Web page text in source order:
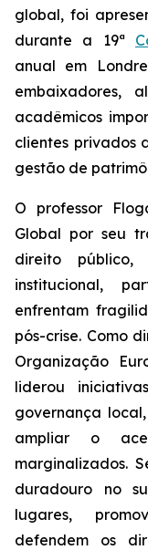
global, foi
durante a 19ª
anual em
embaixadores,
acadêmicos
clientes privados
gestão de
O professor
Global por seu
direito
institucional,
enfrentam
pós-crise. Como
Organização
liderou
governança
ampliar o
marginalizados.
duradouro no
lugares,
defendem os